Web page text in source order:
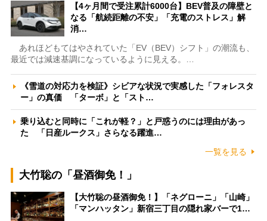
【4ヶ月間で受注累計6000台】BEV普及の障壁と
なる「航続距離の不安」「充電のストレス」解
消…
あれほどもてはやされていた「EV（BEV）シフト」の潮流も、
最近では減速基調になっているように見える。…
《雪道の対応力を検証》シビアな状況で実感した「フォレスタ
ー」の真価 「ターボ」と「スト…
乗り込むと同時に「これが軽？」と戸惑うのには理由があっ
た 「日産ルークス」さらなる躍進…
一覧を見る
大竹聡の「昼酒御免！」
【大竹聡の昼酒御免！】「ネグローニ」「山崎」
「マンハッタン」新宿三丁目の隠れ家バーで1…